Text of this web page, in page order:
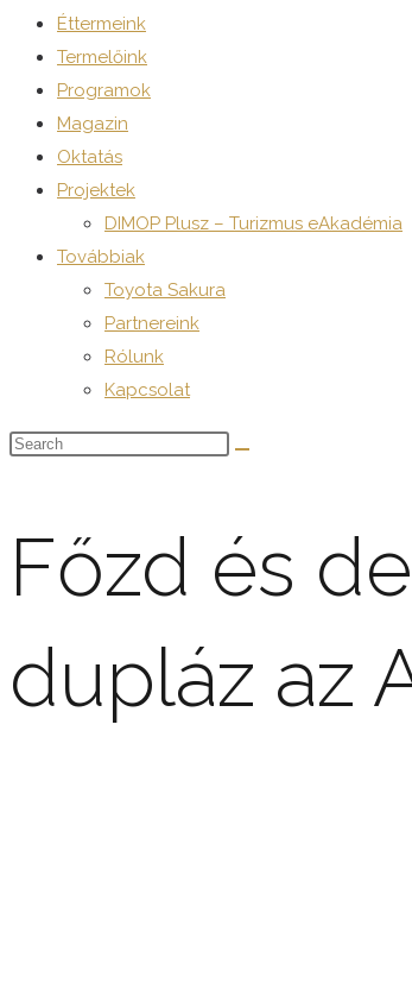
Éttermeink
Termelőink
Programok
Magazin
Oktatás
Projektek
DIMOP Plusz – Turizmus eAkadémia
Továbbiak
Toyota Sakura
Partnereink
Rólunk
Kapcsolat
Főzd és
dupláz az